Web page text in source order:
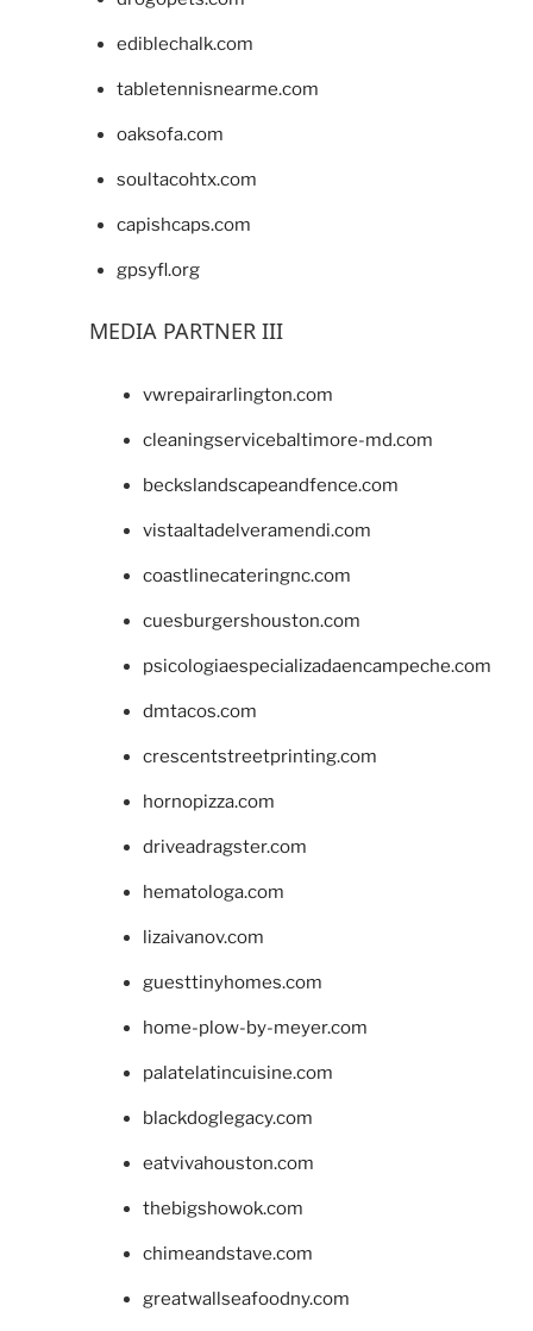
ediblechalk.com
tabletennisnearme.com
oaksofa.com
soultacohtx.com
capishcaps.com
gpsyfl.org
MEDIA PARTNER III
vwrepairarlington.com
cleaningservicebaltimore-md.com
beckslandscapeandfence.com
vistaaltadelveramendi.com
coastlinecateringnc.com
cuesburgershouston.com
psicologiaespecializadaencampeche.com
dmtacos.com
crescentstreetprinting.com
hornopizza.com
driveadragster.com
hematologa.com
lizaivanov.com
guesttinyhomes.com
home-plow-by-meyer.com
palatelatincuisine.com
blackdoglegacy.com
eatvivahouston.com
thebigshowok.com
chimeandstave.com
greatwallseafoodny.com